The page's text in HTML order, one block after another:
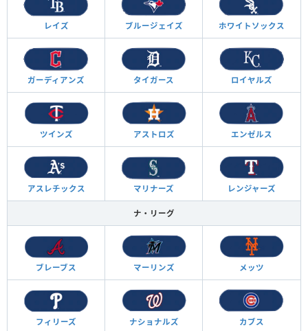
レイズ ブルージェイズ ホワイトソックス
ガーディアンズ タイガース ロイヤルズ
ツインズ アストロズ エンゼルス
アスレチックス マリナーズ レンジャーズ
ナ・リーグ
ブレーブス マーリンズ メッツ
フィリーズ ナショナルズ カブス